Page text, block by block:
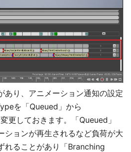
あり、アニメーション通知の設定
を「Queued」から
更しておきます。「Queued」
ションが再生されるなど負荷が大
れることがあり「Branching